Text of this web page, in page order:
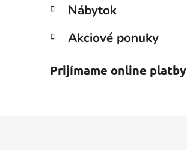
Nábytok
Akciové ponuky
Prijímame online platby